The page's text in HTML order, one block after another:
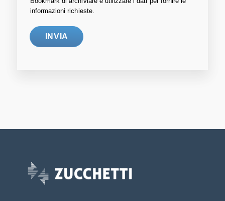
informazioni richieste.